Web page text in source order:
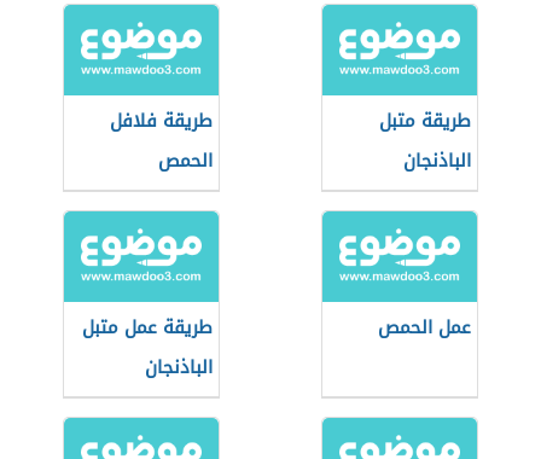
طريقة متبل
الباذنجان
طريقة فلافل
الحمص
عمل الحمص
طريقة عمل متبل
الباذنجان